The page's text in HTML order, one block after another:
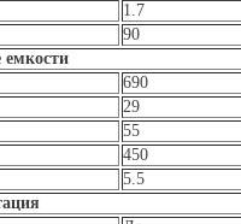
1.7
90
емкости
690
29
55
450
5.5